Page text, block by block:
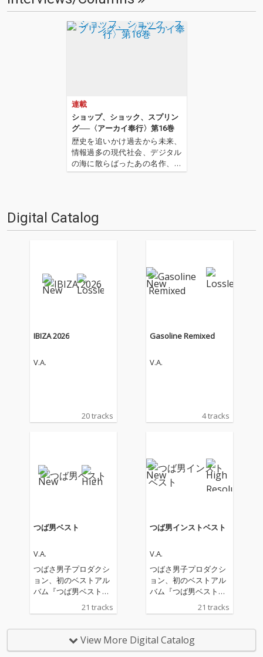
連載
ショップ、ショック、スプリン
グ──〈アーカイ奉行〉第16巻
歴史を追いかけ過去から未来、
情報過多の現代社会、デジタル
の海に散らばったあの名作、こ
の名作たちをひとつにまとめる
は…'''1.過去作の最新リマスター
音源 2.これまで未配信…
Digital Catalog
IBIZA 2026
V.A.
20 tracks
Gasoline Remixed
V.A.
4 tracks
つば男ベスト
V.A.
つばさ男子プロダクシ
ョン、初のベストアル
バム『つば男ベスト』
『つば男インストベス
ト』の2作品配信リリ
は、CUBERS、THE SU
PER FRUIT、世が世な
21 tracks
つば男インストベスト
V.A.
つばさ男子プロダクシ
ョン、初のベストアル
バム『つば男ベスト』
『つば男インストベス
ト』の2作品配信リリ
は、CUBERS、THE SU
PER FRUIT、世が世な
21 tracks
View More Digital Catalog